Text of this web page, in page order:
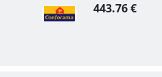
443.76 €